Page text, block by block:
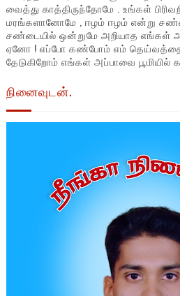
வைத்து காத்திருந்தோமே . உங்கள்
மரங்களானோமே , ஈழம் ஈழம் என்று
சண்டையில் ஒன்றுமே அறியாத எங்கள்
ஏனோ ! எப்போ கண்போம் எம்
தேடுகிறோம் எங்கள் அப்பாவை
நினைவுடன்.